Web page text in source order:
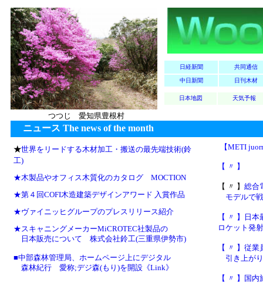
ニュース The news of the month
【METI
【 〃 】
【 〃 】 総合
モデルで
【 〃 】
日本
ロケット発
【 〃 】従
引き上が
【 〃 】 国内
日経新聞 共同通信
中日新聞 日刊木材
日本地図 天気予報
つつじ 愛知県豊根村
★世界をリードする木材加工・搬送の最先端技術(鈴
工)
★木製品やオフィス木質化のカタログ MOCTION
★第４回COFI木造建築デザインアワード 入賞作品
★ヴァイニッヒグループのプレスリリース紹介
★スキャニングメーカーMiCROTEC社製品の
日本販売について 株式会社鈴工(三重県伊勢市)
■中部森林管理局、ホームページ上にデジタル
森林紀行 愛称;デジ森(もり)を開設《Link》